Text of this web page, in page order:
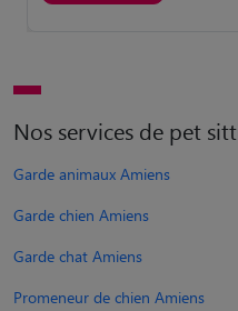
Nos services de pet
Garde animaux Amiens
Garde chien Amiens
Garde chat Amiens
Promeneur de chien Amiens